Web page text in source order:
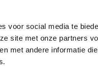
voor social media te
site met onze partners
met andere informatie